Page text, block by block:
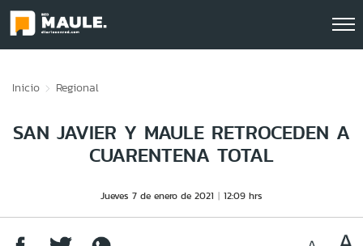
Inicio Regional
SAN JAVIER Y MAULE RETROCEDEN A
CUARENTENA TOTAL
Jueves 7 de enero de 2021 12:09 hrs